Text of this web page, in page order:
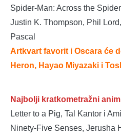
Spider-Man: Across the
Justin K. Thompson, Phil
Pascal
Artkvart favorit i Oscara će
Heron, Hayao Miyazaki i
Najbolji kratkometražni
Letter to a Pig, Tal Kantor i
Ninety-Five Senses, Jerusha